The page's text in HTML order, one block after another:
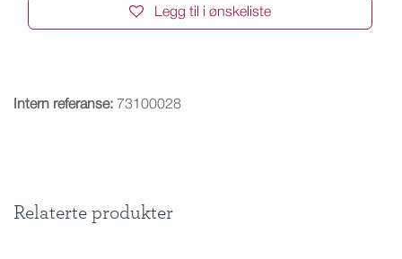
Legg til i ønskeliste
Intern referanse: 73100028
Relaterte produkter